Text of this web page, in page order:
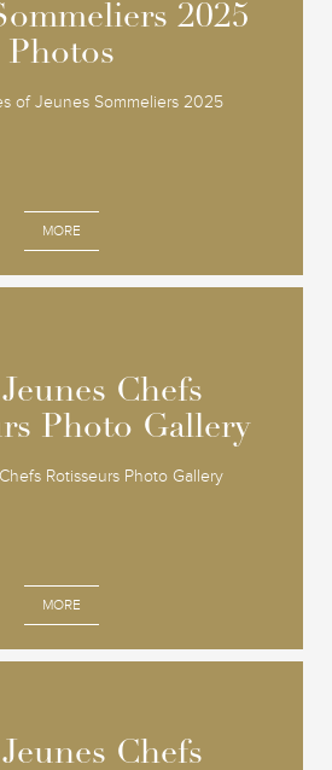
2025
Photos
of Jeunes Sommeliers 2025
MORE
2025
Photos
Chefs
Photo Gallery
Rotisseurs Photo Gallery
MORE
Chefs
Photo Gallery
Chefs
Chefs